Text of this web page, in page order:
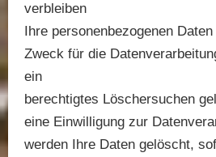
verbleiben
Ihre personenbezogenen
Zweck für die
ein
berechtigtes Löschersuchen
eine Einwilligung zur
werden Ihre Daten gelöscht,